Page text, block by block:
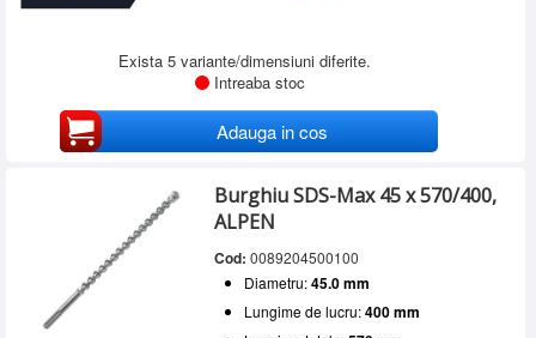
Exista 5 variante/dimensiuni diferite.
Intreaba stoc
Adauga in cos
Burghiu SDS-Max 45 x 570/400,
ALPEN
Cod: 0089204500100
Diametru:45.0 mm
Lungime de lucru:400 mm